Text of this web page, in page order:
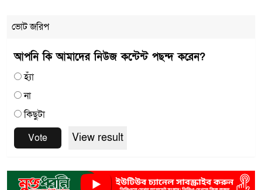
ভোট জরিপ
আপনি কি আমাদের নিউজ কন্টেন্ট পছন্দ করেন?
হ্যাঁ
না
কিছুটা
Vote
View result